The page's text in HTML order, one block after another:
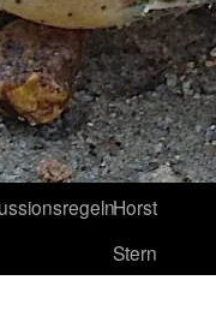
Horst
Stern